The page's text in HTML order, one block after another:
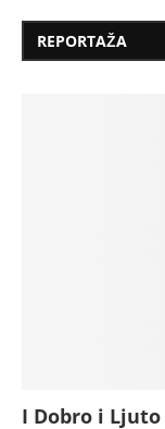
REPORTAŽA
I Dobro i Ljuto